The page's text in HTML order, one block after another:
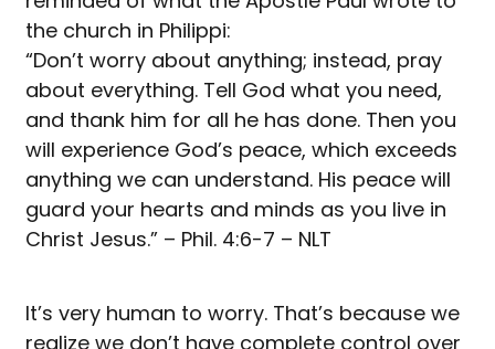
the church in Philippi:
“Don’t worry about anything; instead, pray
about everything. Tell God what you need,
and thank him for all he has done. Then you
will experience God’s peace, which exceeds
anything we can understand. His peace will
guard your hearts and minds as you live in
Christ Jesus.” – Phil. 4:6-7 – NLT
It’s very human to worry. That’s because we
realize we don’t have complete control over